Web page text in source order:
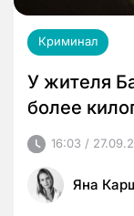
Криминал
У жителя
более
16:03 /
Яна